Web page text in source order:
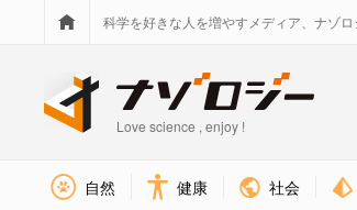
科学を好きな人を増やすメディア、ナゾ
Love science , enjoy !
自然 健康 社会